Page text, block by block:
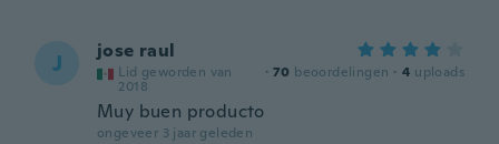
J jose raul
Lid geworden van
2018
· 70 beoordelingen · 4 uploads
Muy buen producto
ongeveer 3 jaar geleden